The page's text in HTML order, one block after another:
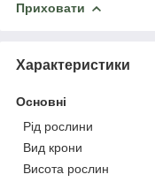
Приховати
Характеристики
Основні
Рід рослини
Вид крони
Висота рослин